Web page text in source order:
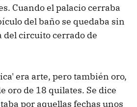
Cuando el palacio cerraba
del baño se quedaba sin
circuito cerrado de
era arte, pero también oro,
oro de 18 quilates. Se dice
por aquellas fechas unos